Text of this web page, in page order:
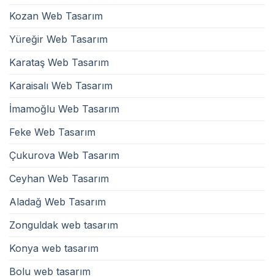
Kozan Web Tasarım
Yüreğir Web Tasarım
Karataş Web Tasarım
Karaisalı Web Tasarım
İmamoğlu Web Tasarım
Feke Web Tasarım
Çukurova Web Tasarım
Ceyhan Web Tasarım
Aladağ Web Tasarım
Zonguldak web tasarım
Konya web tasarım
Bolu web tasarım